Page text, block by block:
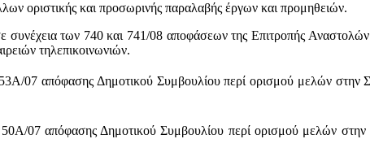
οριστικής και προσωρινής παραλαβής έργων και προμηθειών.
των 740 και 741/08 αποφάσεων της Επιτροπής Αναστολών
τηλεπικοινωνιών.
07 απόφασης Δημοτικού Συμβουλίου περί ορισμού μελών στην
07 απόφασης Δημοτικού Συμβουλίου περί ορισμού μελών στην